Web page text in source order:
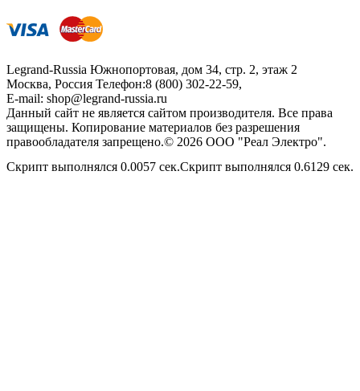
Legrand-Russia Южнопортовая, дом 34, стр. 2, этаж 2
Москва, Россия Телефон:8 (800) 302-22-59,
E-mail: shop@legrand-russia.ru
Данный сайт не является сайтом производителя. Все права
защищены. Копирование материалов без разрешения
правообладателя запрещено.© 2026 ООО "Реал Электро".
Скрипт выполнялся 0.0057 сек.Скрипт выполнялся 0.6129 сек.